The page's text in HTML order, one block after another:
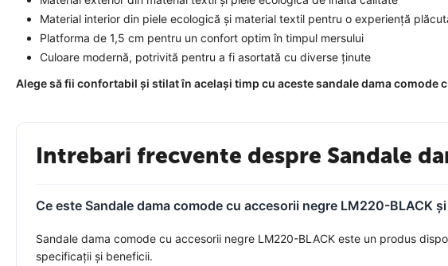
Material interior din piele ecologică și material textil pentru o experiență
Platforma de 1,5 cm pentru un confort optim în timpul mersului
Culoare modernă, potrivită pentru a fi asortată cu diverse ținute
Alege să fii confortabil și stilat în același timp cu aceste sandale dama comode
Intrebari frecvente despre Sandale
Ce este Sandale dama comode cu accesorii negre LM220-BLACK
Sandale dama comode cu accesorii negre LM220-BLACK este un produs
specificații și beneficii.